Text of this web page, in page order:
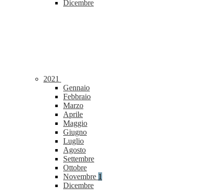
Dicembre
2021
Gennaio
Febbraio
Marzo
Aprile
Maggio
Giugno
Luglio
Agosto
Settembre
Ottobre
Novembre 1
Dicembre